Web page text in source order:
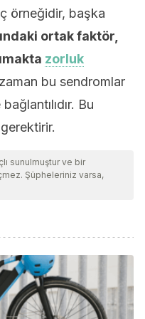
örneğidir, başka
ortak faktör,
zorluk
bu sendromlar
Bu
sunulmuştur ve bir
Şüpheleriniz varsa,